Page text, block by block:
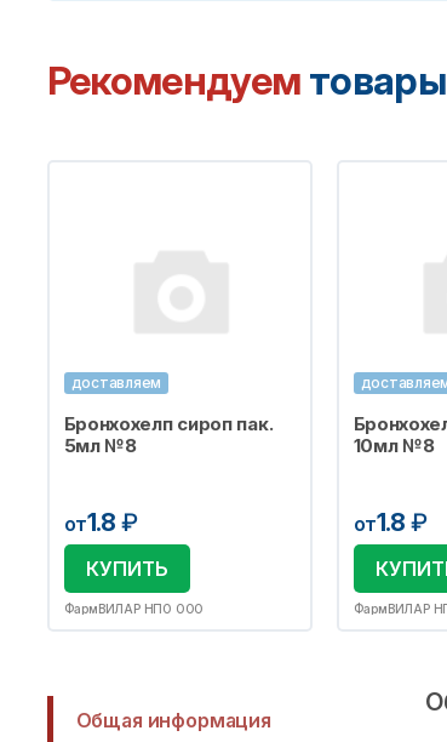
Рекомендуем товары
доставляем
Бронхохелп сироп пак.
5мл №8
от1.8 ₽
КУПИТЬ
ФармВИЛАР НПО ООО
10мл №8
от1.8 ₽
ФармВИЛАР
Общая информация